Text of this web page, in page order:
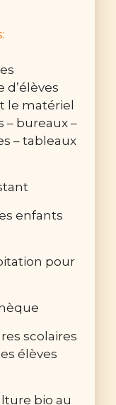
le matériel
– bureaux –
– tableaux
enfants
pour
scolaires
élèves
bio au